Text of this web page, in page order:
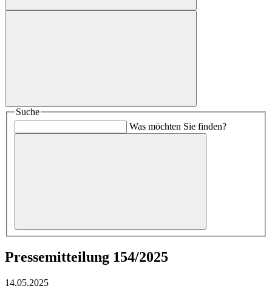
Suche
Was möchten Sie finden?
Pressemitteilung 154/2025
14.05.2025